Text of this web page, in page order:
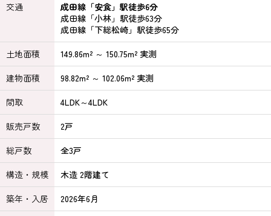
交通
成田線「安食」駅徒歩6分
成田線「小林」駅徒歩63分
成田線「下総松崎」駅徒歩65分
土地面積
149.86m² ～ 150.75m² 実測
建物面積
98.82m² ～ 102.06m² 実測
間取
4LDK～4LDK
販売戸数
2戸
総戸数
全3戸
構造・規模
木造 2階建て
築年・入居
2026年6月